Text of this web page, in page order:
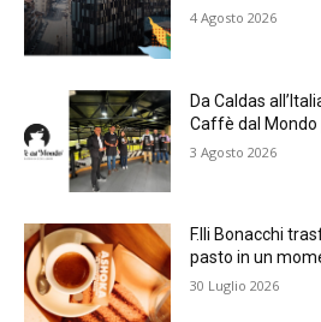
4 Agosto 2026
Da Caldas
Caffè dal
3 Agosto 2026
F.lli Bonacchi
pasto in un
30 Luglio 2026